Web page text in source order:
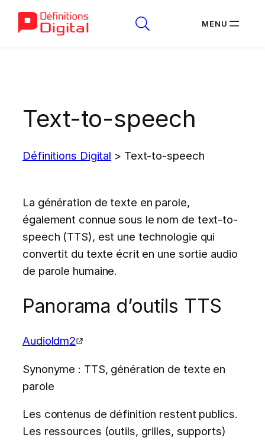
Text-to-speech
Définitions Digital > Text-to-speech
La génération de texte en parole,
également connue sous le nom de text-to-
speech (TTS), est une technologie qui
convertit du texte écrit en une sortie audio
de parole humaine.
Panorama d’outils TTS
Audioldm2
Synonyme : TTS, génération de texte en
parole
Les contenus de définition restent publics.
Les ressources (outils, grilles, supports)